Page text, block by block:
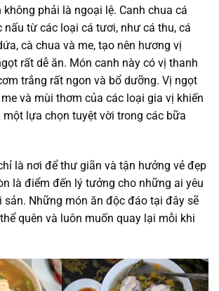
không phải là ngoại lệ. Canh chua cá
từ các loại cá tươi, như cá thu, cá
cà chua và me, tạo nên hương vị
rất dễ ăn. Món canh này có vị thanh
trắng rất ngon và bổ dưỡng. Vị ngọt
và mùi thơm của các loại gia vị khiến
lựa chọn tuyệt vời trong các bữa
là nơi để thư giãn và tận hưởng vẻ đẹp
là điểm đến lý tưởng cho những ai yêu
Những món ăn độc đáo tại đây sẽ
quên và luôn muốn quay lại mỗi khi